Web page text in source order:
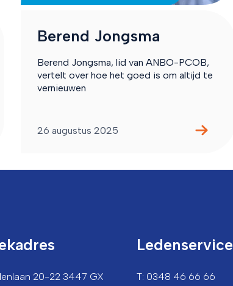
Berend Jongsma
Berend Jongsma, lid van ANBO-PCOB,
vertelt over hoe het goed is om altijd te
vernieuwen
26 augustus 2025
20-22 3447 GX
Ledenservice
T: 0348 46 66 66